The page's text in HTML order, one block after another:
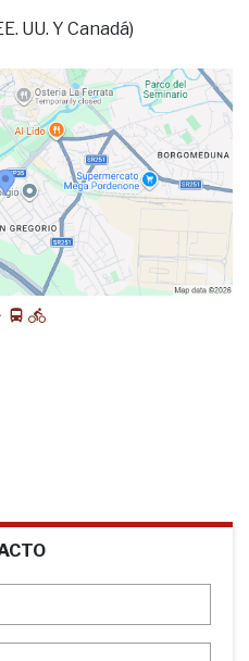
UU. Y Canadá)